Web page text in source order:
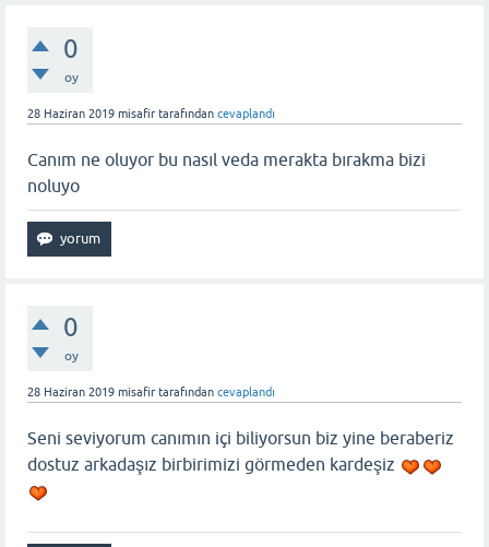
0
oy
28 Haziran 2019 misafir tarafından cevaplandı
Canım ne oluyor bu nasıl veda merakta bırakma bizi
noluyo
0
oy
28 Haziran 2019 misafir tarafından cevaplandı
Seni seviyorum canımın içi biliyorsun biz yine beraberiz
dostuz arkadaşız birbirimizi görmeden kardeşiz